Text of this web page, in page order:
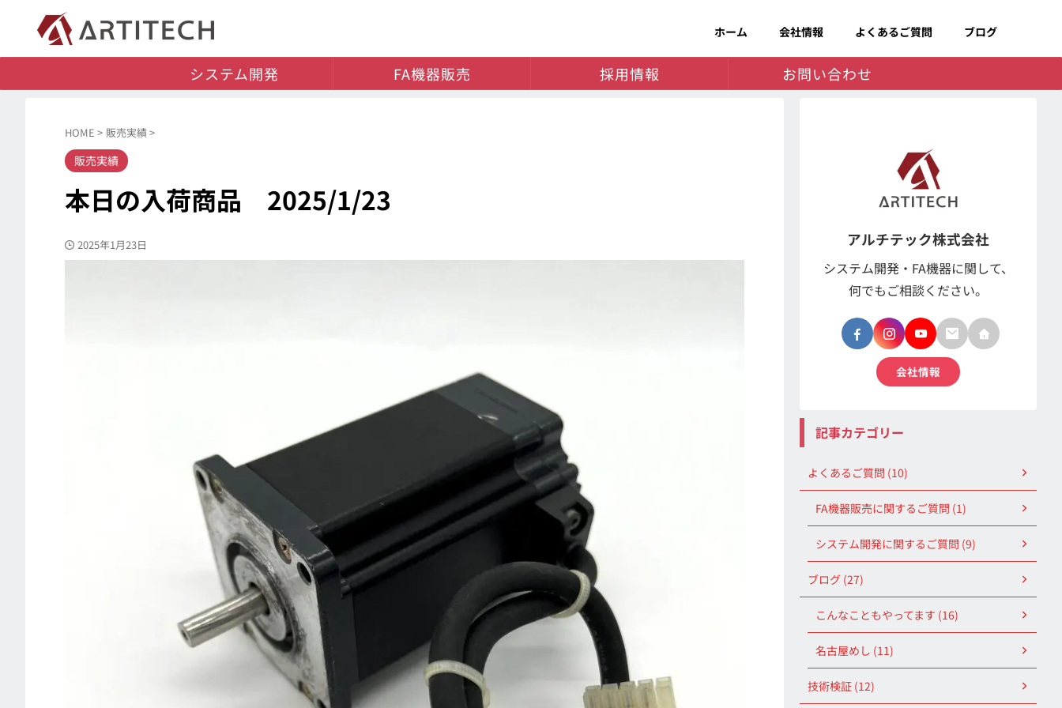
ホーム 会社情報 よくあるご質問 ブログ
システム開発 FA機器販売 採用情報 お問い合わせ
HOME > 販売実績>
販売実績
本日の入荷商品 2025/1/23
2025年1月23日 アルチテック株式会社
システム開発・FA機器に関して、
何でもご相談ください。
会社情報
記事カテゴリー
よくあるご質問 (10)
FA機器販売に関するご質問 (1)
システム開発に関するご質問 (9)
ブログ (27)
こんなこともやってます (16)
名古屋めし (11)
技術検証 (12)